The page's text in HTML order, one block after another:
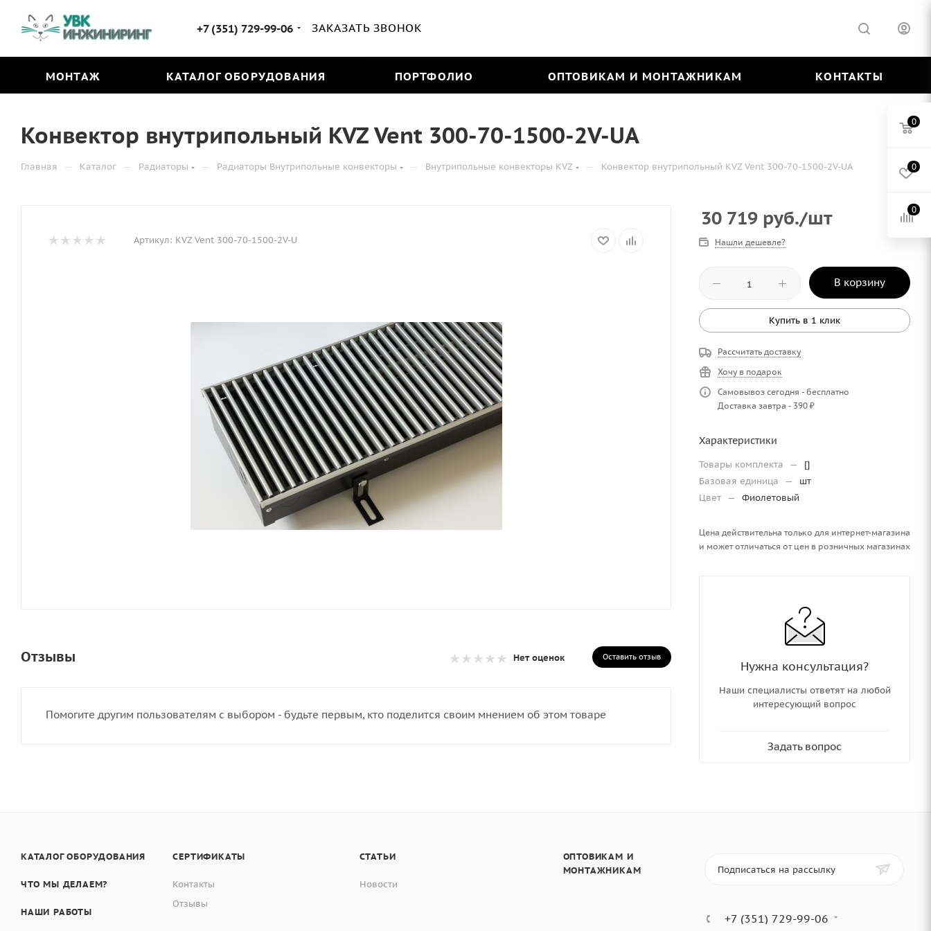
+7 (351) 729-99-06 ЗАКАЗАТЬ ЗВОНОК
МОНТАЖ КАТАЛОГ ОБОРУДОВАНИЯ ПОРТФОЛИО ОПТОВИКАМ И МОНТАЖНИКАМ КОНТАКТЫ
Конвектор внутрипольный KVZ Vent 300-70-1500-2V-UA
Главная — Каталог — Радиаторы — Радиаторы Внутрипольные конвекторы — Внутрипольные конвекторы KVZ — Конвектор внутрипольный KVZ Vent 300-70-1500-2V-UA
Артикул: KVZ Vent 300-70-1500-2V-U
Отзывы Нет оценок Оставить отзыв
Помогите другим пользователям с выбором - будьте первым, кто поделится своим мнением об этом товаре
30 719 руб./шт
Нашли дешевле?
В корзину
Купить в 1 клик
Рассчитать доставку
Хочу в подарок
Самовывоз сегодня - бесплатно
Доставка завтра - 390 ₽
Характеристики
Товары комплекта —
[]
Базовая единица
—
шт
Цвет — Фиолетовый
Цена действительна только для интернет-магазина
и может отличаться от цен в розничных магазинах
Нужна консультация?
Наши специалисты ответят на любой
интересующий вопрос
Задать вопрос
КАТАЛОГ ОБОРУДОВАНИЯ
ЧТО МЫ ДЕЛАЕМ?
НАШИ РАБОТЫ
СЕРТИФИКАТЫ
Контакты
Отзывы
СТАТЬИ
Новости
ОПТОВИКАМ И
МОНТАЖНИКАМ
Подписаться на рассылку
+7 (351) 729-99-06
0
0
0